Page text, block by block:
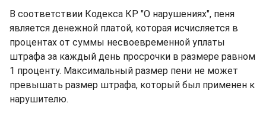
В соответствии Кодекса КР "О нарушениях", пеня
является денежной платой, которая исчисляется в
процентах от суммы несвоевременной уплаты
штрафа за каждый день просрочки в размере равном
1 проценту. Максимальный размер пени не может
превышать размер штрафа, который был применен к
нарушителю.